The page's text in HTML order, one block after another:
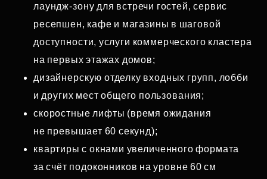
лаундж‑зону для встречи гостей, сервис
ресепшен, кафе и магазины в шаговой
доступности, услуги коммерческого кластера
на первых этажах домов;
дизайнерскую отделку входных групп, лобби
и других мест общего пользования;
скоростные лифты (время ожидания
не превышает 60 секунд);
квартиры с окнами увеличенного формата
за счёт подоконников на уровне 60 см